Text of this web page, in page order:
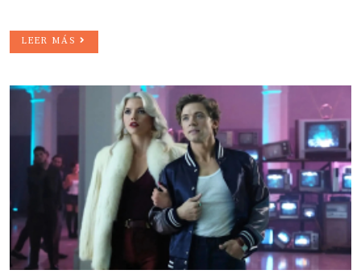
LEER MÁS